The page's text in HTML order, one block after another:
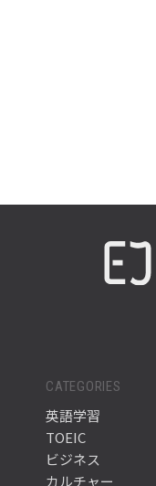
CATEGORIES
英語学習
TOEIC
ビジネス
カルチャー